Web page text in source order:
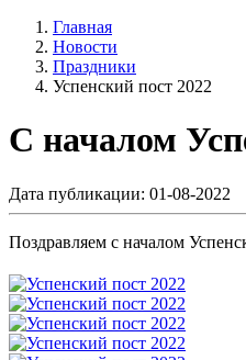
Главная
Новости
Праздники
Успенский пост 2022
С началом
Дата публикации: 01-08-2022
Поздравляем с началом